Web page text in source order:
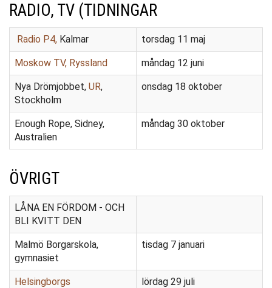
RADIO, TV (TIDNINGAR
Radio P4, Kalmar torsdag 11 maj
Moskow TV, Ryssland måndag 12 juni
Nya Drömjobbet, UR,
Stockholm
onsdag 18 oktober
Enough Rope, Sidney,
Australien
måndag 30 oktober
ÖVRIGT
LÅNA EN FÖRDOM - OCH
BLI KVITT DEN
Malmö Borgarskola,
gymnasiet
tisdag 7 januari
Helsingborgs
lördag 29 juli